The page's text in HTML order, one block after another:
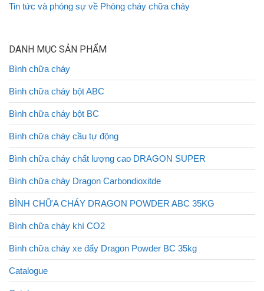
Tin tức và phóng sự về Phòng cháy chữa cháy
DANH MỤC SẢN PHẨM
Bình chữa cháy
Bình chữa cháy bột ABC
Bình chữa cháy bột BC
Bình chữa cháy cầu tự động
Bình chữa cháy chất lượng cao DRAGON SUPER
Bình chữa cháy Dragon Carbondioxitde
BÌNH CHỮA CHÁY DRAGON POWDER ABC 35KG
Bình chữa cháy khí CO2
Bình chữa cháy xe đẩy Dragon Powder BC 35kg
Catalogue